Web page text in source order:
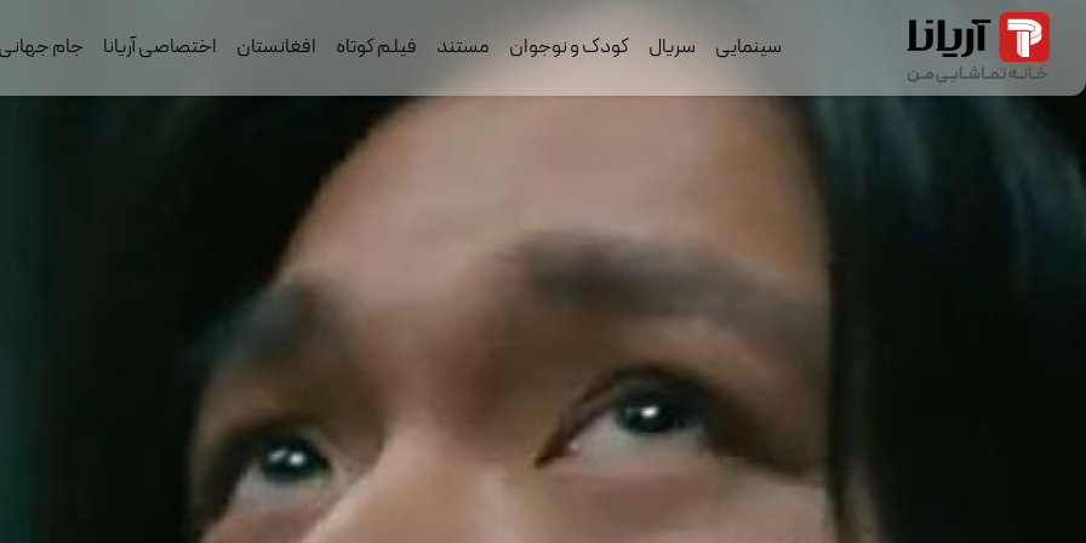
سینمایی سریال کودک و نوجوان مستند فیلم کوتاه افغانستان اختصاصی آریانا جام